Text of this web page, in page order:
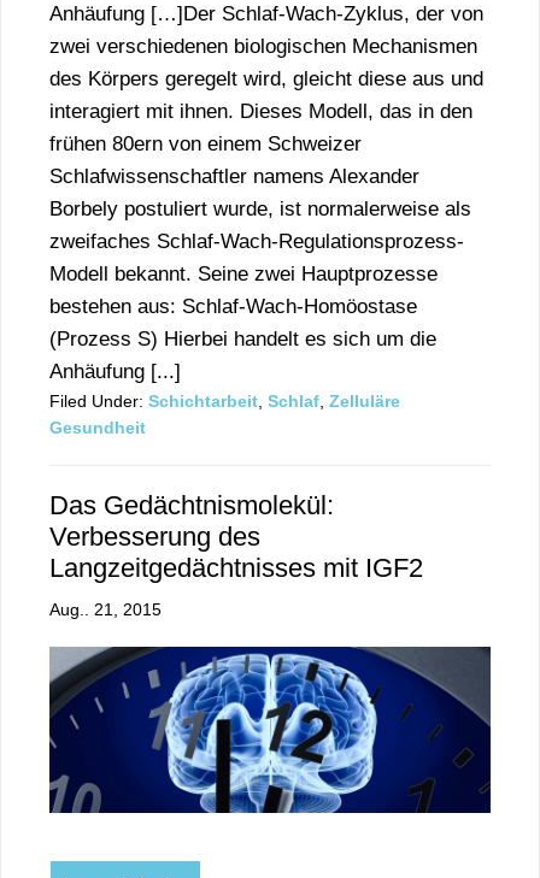
Anhäufung […]Der Schlaf-Wach-Zyklus, der von
zwei verschiedenen biologischen Mechanismen
des Körpers geregelt wird, gleicht diese aus und
interagiert mit ihnen. Dieses Modell, das in den
frühen 80ern von einem Schweizer
Schlafwissenschaftler namens Alexander
Borbely postuliert wurde, ist normalerweise als
zweifaches Schlaf-Wach-Regulationsprozess-
Modell bekannt. Seine zwei Hauptprozesse
bestehen aus: Schlaf-Wach-Homöostase
(Prozess S) Hierbei handelt es sich um die
Anhäufung [...]
Filed Under: Schichtarbeit Schlaf Zelluläre
Gesundheit
Das Gedächtnismolekül:
Verbesserung des
Langzeitgedächtnisses mit IGF2
Aug.. 21, 2015